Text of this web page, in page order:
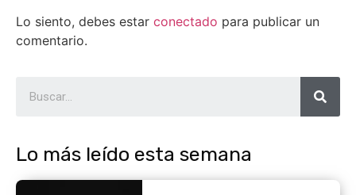
Lo siento, debes estar conectado para publicar un
comentario.
Lo más leído esta semana